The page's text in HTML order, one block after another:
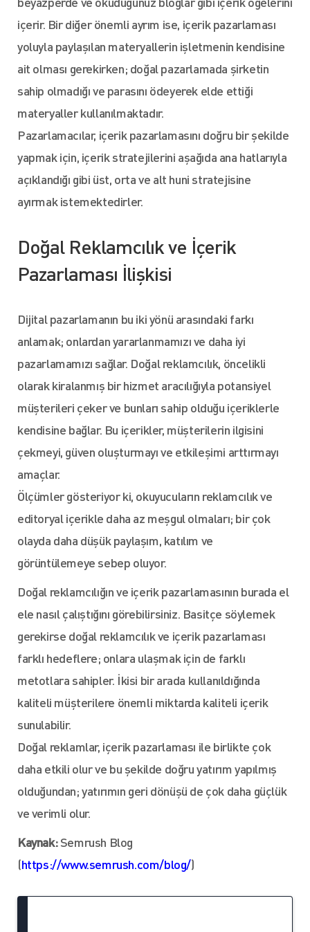
içerir. Bir diğer önemli ayrım ise, içerik pazarlaması
yoluyla paylaşılan materyallerin işletmenin kendisine
ait olması gerekirken; doğal pazarlamada şirketin
sahip olmadığı ve parasını ödeyerek elde ettiği
materyaller kullanılmaktadır.
Pazarlamacılar, içerik pazarlamasını doğru bir şekilde
yapmak için, içerik stratejilerini aşağıda ana hatlarıyla
açıklandığı gibi üst, orta ve alt huni stratejisine
ayırmak istemektedirler.
Doğal Reklamcılık ve İçerik
Pazarlaması İlişkisi
Dijital pazarlamanın bu iki yönü arasındaki farkı
anlamak; onlardan yararlanmamızı ve daha iyi
pazarlamamızı sağlar. Doğal reklamcılık, öncelikli
olarak kiralanmış bir hizmet aracılığıyla potansiyel
müşterileri çeker ve bunları sahip olduğu içeriklerle
kendisine bağlar. Bu içerikler, müşterilerin ilgisini
çekmeyi, güven oluşturmayı ve etkileşimi arttırmayı
amaçlar.
Ölçümler gösteriyor ki, okuyucuların reklamcılık ve
editoryal içerikle daha az meşgul olmaları; bir çok
olayda daha düşük paylaşım, katılım ve
görüntülemeye sebep oluyor.
Doğal reklamcılığın ve içerik pazarlamasının burada el
ele nasıl çalıştığını görebilirsiniz. Basitçe söylemek
gerekirse doğal reklamcılık ve içerik pazarlaması
farklı hedeflere; onlara ulaşmak için de farklı
metotlara sahipler. İkisi bir arada kullanıldığında
kaliteli müşterilere önemli miktarda kaliteli içerik
sunulabilir.
Doğal reklamlar, içerik pazarlaması ile birlikte çok
daha etkili olur ve bu şekilde doğru yatırım yapılmış
olduğundan; yatırımın geri dönüşü de çok daha güçlük
ve verimli olur.
Kaynak:Semrush Blog
(https://www.semrush.com/blog/)